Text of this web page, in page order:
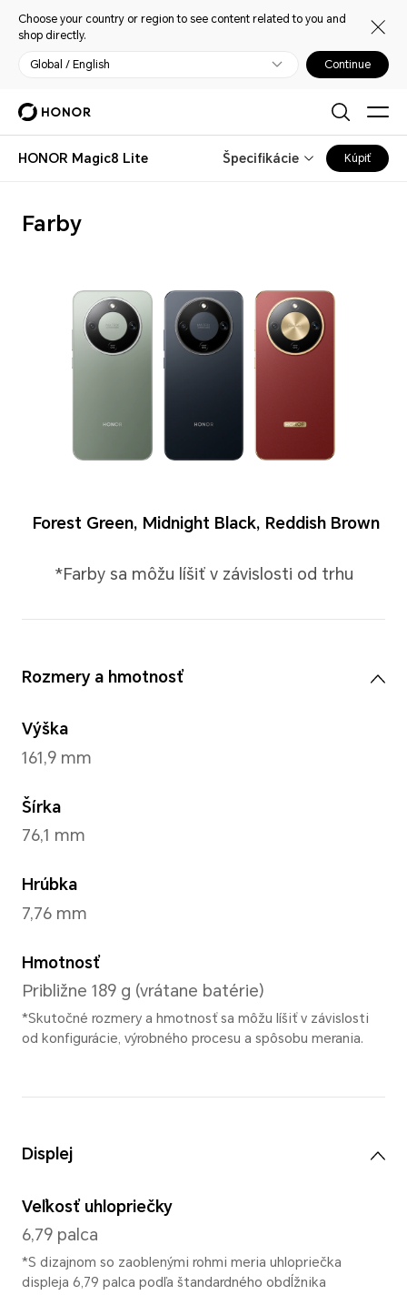
Choose your country or region to see content related to you and
shop directly.
Global / English Continue
HONOR Magic8 Lite Špecifikácie Kúpiť
Farby
Forest Green
*Farby sa môžu líšiť v
Výška
161,9 mm